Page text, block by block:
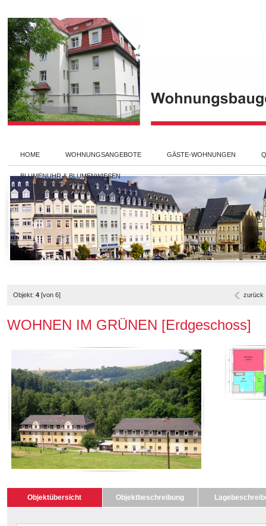
HOME WOHNUNGSANGEBOTE GÄSTE-WOHNUNGEN
BLUMENUHR & BLUMENWIESEN
Objekt: 4 [von 6] zurück
WOHNEN IM GRÜNEN [Erdgeschoss]
Objektübersicht Objektbeschreibung